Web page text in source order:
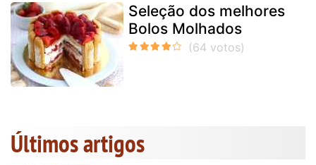
Seleção dos melhores
Bolos Molhados
Últimos artigos